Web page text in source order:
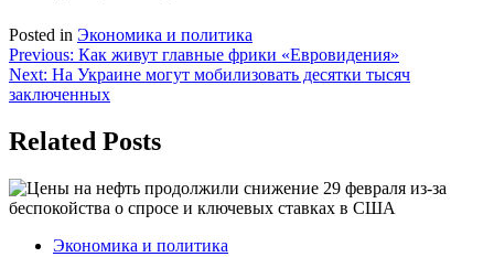
Posted in Экономика и политика
Навигация
по
Previous: Как живут главные фрики «Евровидения»
Next: На Украине могут мобилизовать десятки тысяч
заключенных
Related Posts
Экономика и политика